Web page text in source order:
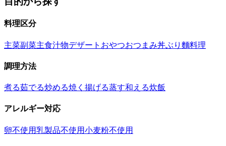
料理区分
主菜副菜主食汁物デザート おやつおつまみ丼ぶり 麵料理
調理方法
煮る茹でる炒める焼く 揚げる蒸す和える炊飯
アレルギー対応
卵不使用乳製品不使用小麦粉不使用